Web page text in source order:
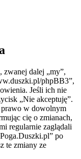
zwanej dalej „my”,
phpBB3”,
Jeśli ich nie
„Nie akceptuję”.
w dowolnym
cię o zmianach,
regularnie zaglądali
po
te zmiany ze